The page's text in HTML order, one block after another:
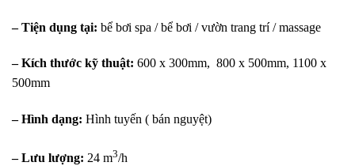
– Tiện dụng tại: bể bơi spa / bể bơi / vườn trang trí / massage
– Kích thước kỹ thuật: 600 x 300mm, 800 x 500mm, 1100 x
500mm
– Hình dạng: Hình tuyến ( bán nguyệt)
– Lưu lượng: 24 m3/h